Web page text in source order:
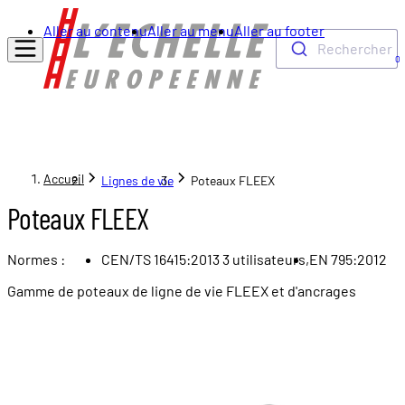
Aller au contenuAller au menuAller au footer
Rechercher
0
Accueil Lignes de vie Poteaux FLEEX
Poteaux FLEEX
Normes : CEN/TS 16415:2013 3 utilisateurs,EN 795:2012
Gamme de poteaux de ligne de vie FLEEX et d'ancrages